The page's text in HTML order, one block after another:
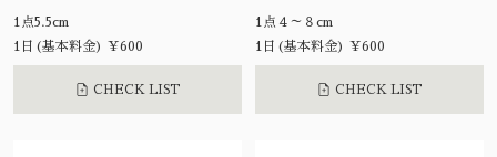
1点5.5cm
1日(基本料金) ¥600
CHECK LIST
1点４～８cm
1日(基本料金) ¥600
CHECK LIST